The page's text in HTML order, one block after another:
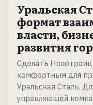
Уральская
формат
власти,
развития
Сделать
комфортным для
Уральская Сталь.
управляющей